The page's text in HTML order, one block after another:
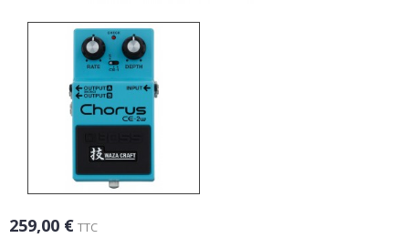
259,00 € TTC